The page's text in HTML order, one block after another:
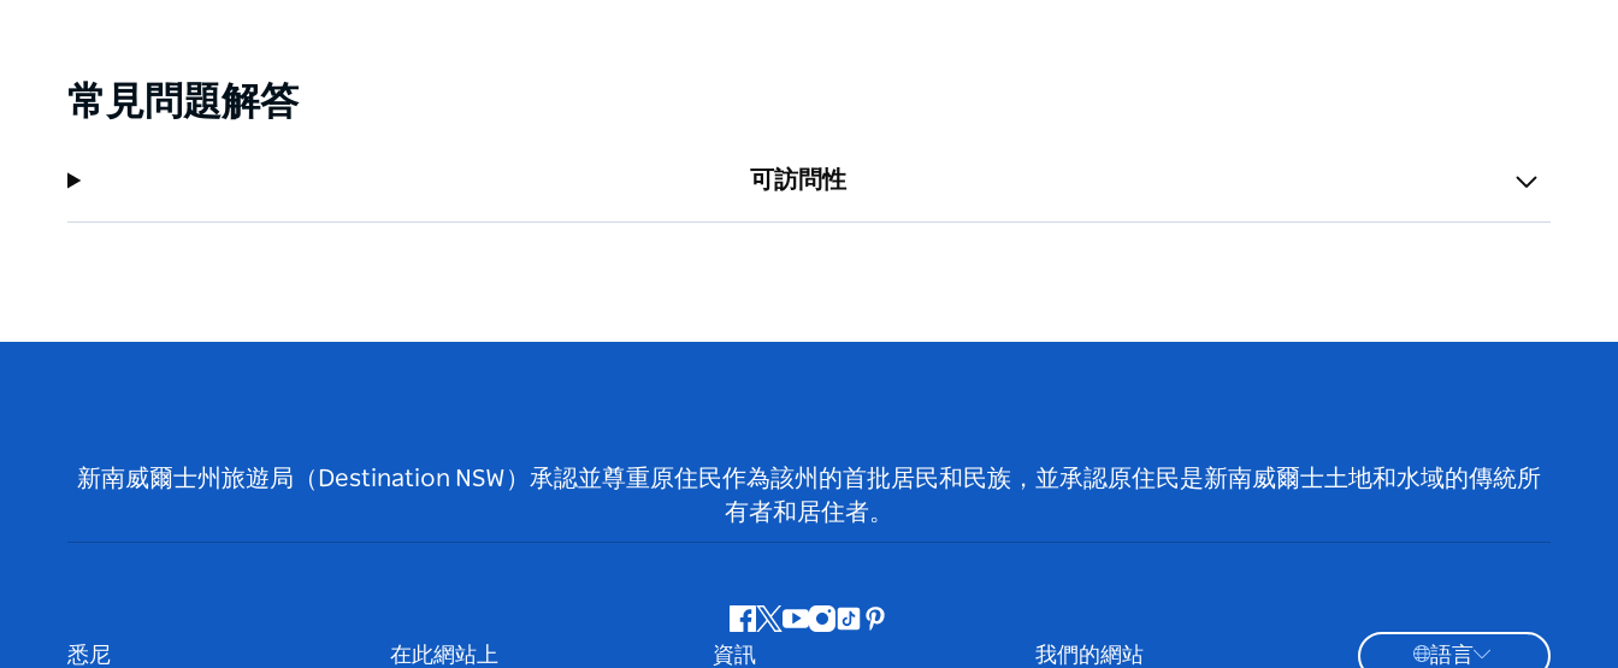
常見問題解答
可訪問性
新南威爾士州旅遊局（Destination NSW）承認並尊重原住民作為該州的首批居民和民族，並承認原住民是新南威爾士土地和水域的傳統所
有者和居住者。
Facebook
嘰 Youtube
Instagram
抖 Pinterest
悉尼 在此網站上 資訊 我們的網站 語言